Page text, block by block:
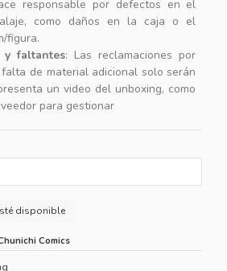
responsable por defectos en el
como daños en la caja o el
figura.
y faltantes: Las reclamaciones por
de material adicional solo serán
un video del unboxing, como
para gestionar
Comics